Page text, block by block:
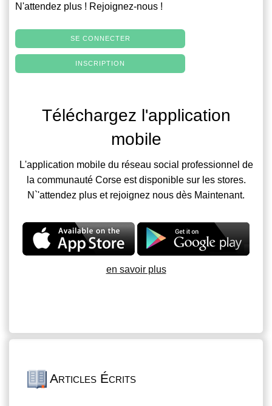
N'attendez plus ! Rejoignez-nous !
SE CONNECTER
INSCRIPTION
Téléchargez l'application
mobile
L'application mobile du réseau social professionnel de
la communauté Corse est disponible sur les stores.
N`'attendez plus et rejoignez nous dès Maintenant.
en savoir plus
Articles Écrits